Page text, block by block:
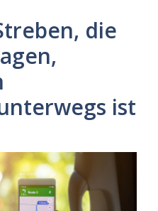
die
ist